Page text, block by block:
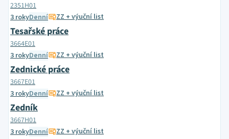
2351H01
3 rokyDenní ZZ + výuční list
Tesařské práce
3664E01
3 rokyDenní ZZ + výuční list
Zednické práce
3667E01
3 rokyDenní ZZ + výuční list
Zedník
3667H01
3 rokyDenní ZZ + výuční list